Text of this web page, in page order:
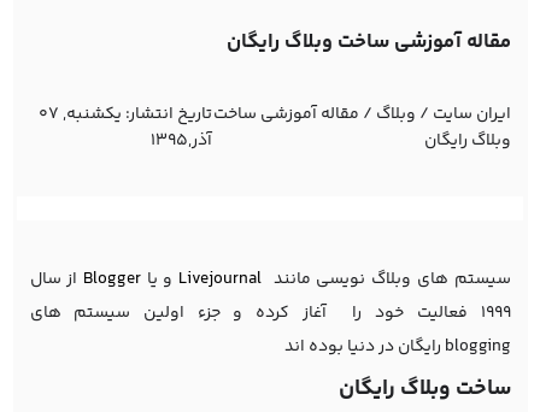
مقاله آموزشی ساخت وبلاگ رایگان
ایران سایت / وبلاگ / مقاله آموزشی ساخت
وبلاگ رایگان
تاریخ انتشار:
یکشنبه, 07
آذر,1395
سیستم های وبلاگ نویسی مانند Livejournal و یا Blogger از سال
۱۹۹۹ فعالیت خود را آغاز کرده و جزء اولین سیستم های
blogging رایگان در دنیا بوده اند
ساخت وبلاگ رایگان